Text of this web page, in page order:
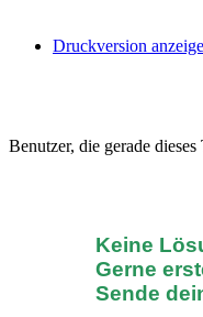
Druckversion
Benutzer, die gerade
Keine
Gerne
Sende